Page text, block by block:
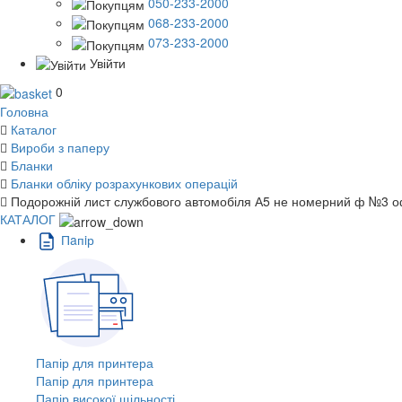
068-233-2000
073-233-2000
Увійти
0
Головна
Каталог
Вироби з паперу
Бланки
Бланки обліку розрахункових операцій
Подорожній лист службового автомобіля А5 не номерний ф №3
КАТАЛОГ
Пaпiр
Папір для принтера
Папір для принтера
Папір високої щільності